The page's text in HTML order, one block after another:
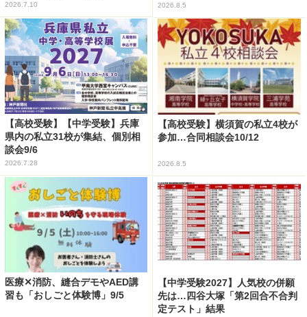
2026.7.10 2026.8.5
【高校受験】【中学受験】兵庫
県内の私立31校が集結、個別相
談会9/6
2026.7.28
【高校受験】横須賀の私立4校が
参加…合同相談会10/12
2026.8.5
医療✕消防、縫合デモやAED講
習も「おしごと体験博」9/5
【中学受験2027】人気校の併願
先は…四谷大塚「第2回合不合判
定テスト」結果